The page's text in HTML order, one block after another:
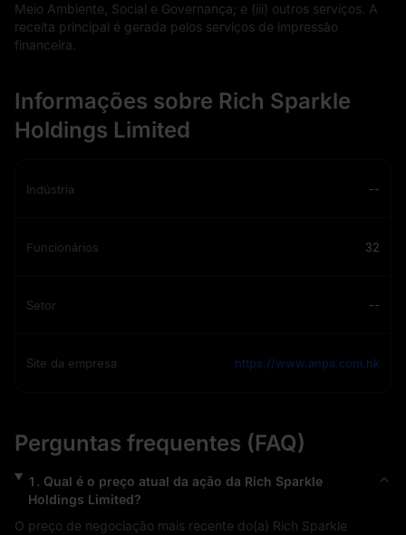
Meio Ambiente, Social e Governança; e (iii) outros serviços. A
receita principal é gerada pelos serviços de impressão
financeira.
Informações sobre Rich Sparkle
Holdings Limited
Indústria --
Funcionários 32
Setor --
Site da empresa https://www.anpa.com.hk
Perguntas frequentes (FAQ)
1 . Qual é o preço atual da ação da Rich Sparkle
Holdings Limited?
O preço de negociação mais recente do(a) Rich Sparkle